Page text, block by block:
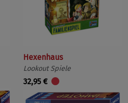
Hexenhaus
Lookout Spiele
32,95 €